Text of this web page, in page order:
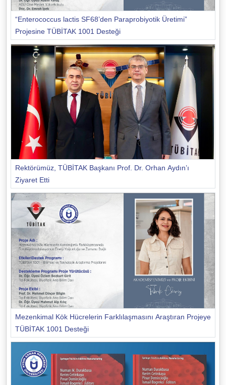
“Enterococcus lactis SF68’den Paraprobiyotik Üretimi”
Projesine TÜBİTAK 1001 Desteği
Rektörümüz, TÜBİTAK Başkanı Prof. Dr. Orhan Aydın’ı
Ziyaret Etti
Mezenkimal Kök Hücrelerin Farklılaşmasını Araştıran Projeye
TÜBİTAK 1001 Desteği